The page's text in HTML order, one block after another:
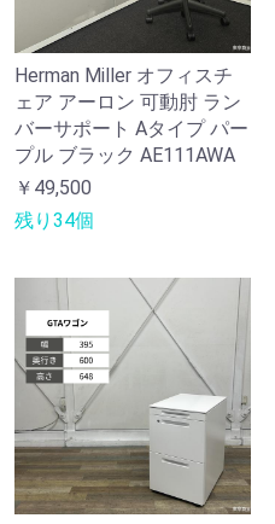
Herman Miller オフィスチ
ェア アーロン 可動肘 ラン
バーサポート Aタイプ パー
プル ブラック AE111AWA
￥49,500
残り34個